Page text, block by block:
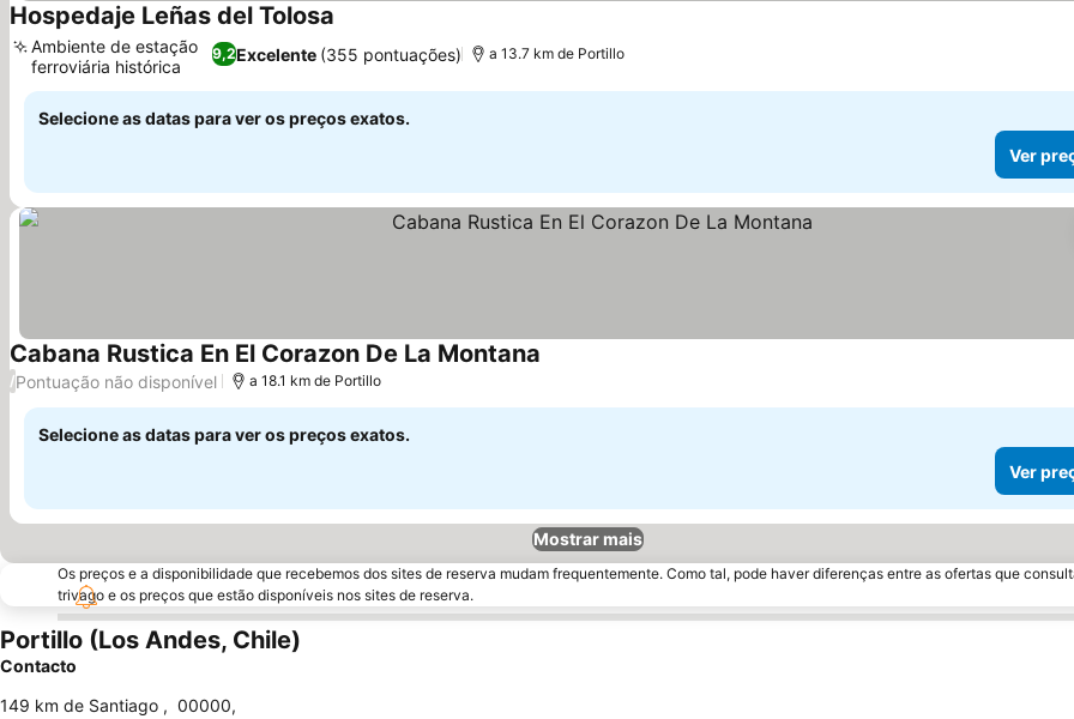
Hospedaje Leñas del Tolosa
9,2Excelente (355 pontuações)
Ambiente de estação
ferroviária histórica
a 13.7 km de Portillo
Selecione as datas para ver os preços exatos.
Ver
Cabana Rustica En El Corazon De La Montana
/Pontuação não disponível a 18.1 km de Portillo
Selecione as datas para ver os preços exatos.
Ver
Mostrar mais
Os preços e a disponibilidade que recebemos dos sites de reserva mudam frequentemente. Como tal, pode haver diferenças entre as ofertas que
trivago e os preços que estão disponíveis nos sites de reserva.
Portillo (Los Andes, Chile)
Contacto
149 km de Santiago , 00000,